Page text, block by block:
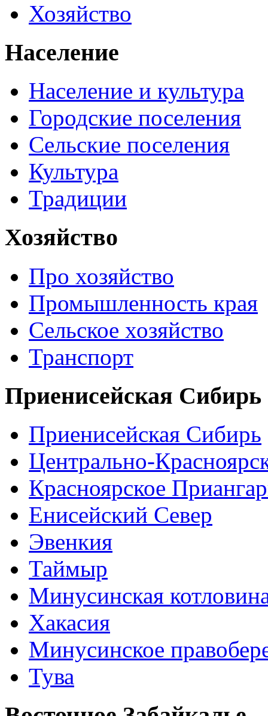
Хозяйство
Население
Население и культура
Городские поселения
Сельские поселения
Культура
Традиции
Хозяйство
Про хозяйство
Промышленность края
Сельское хозяйство
Транспорт
Приенисейская Сибирь
Приенисейская Сибирь
Центрально-
Красноярское
Енисейский Север
Эвенкия
Таймыр
Минусинская
Хакасия
Минусинское
Тува